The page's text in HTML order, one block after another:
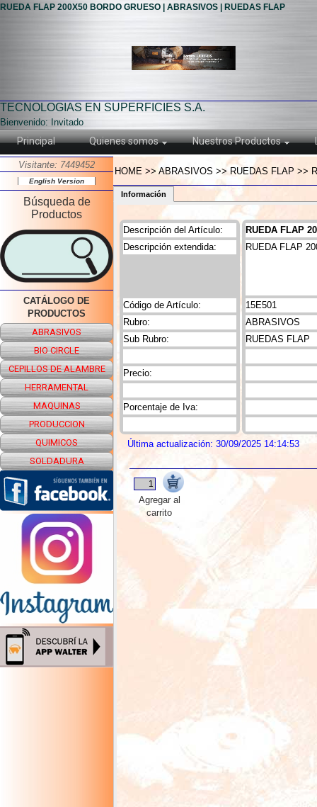
RUEDA FLAP 200X50 BORDO GRUESO | ABRASIVOS | RUEDAS FLAP
TECNOLOGIAS EN SUPERFICIES S.A.
Bienvenido: Invitado
Principal Quienes somos Nuestros Productos
Visitante: 7449452
English Version
Búsqueda de
Productos
CATÁLOGO DE
PRODUCTOS
ABRASIVOS
BIO CIRCLE
CEPILLOS DE ALAMBRE
HERRAMENTAL
MAQUINAS
PRODUCCION
QUIMICOS
SOLDADURA
HOME >> ABRASIVOS >> RUEDAS FLAP >>
Información
Descripción del Artículo:
Código de Artículo:
Rubro:
Sub Rubro:
Precio:
Descripción extendida:
Porcentaje de Iva:
RUEDA FLAP
15E501
ABRASIVOS
RUEDAS FLAP
RUEDA FLAP
Última actualización: 30/09/2025 14:14:53
Agregar al
carrito